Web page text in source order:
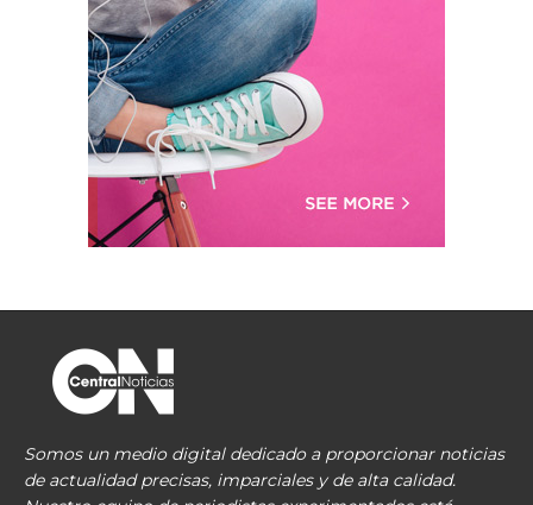
Somos un medio digital dedicado a proporcionar noticias
de actualidad precisas, imparciales y de alta calidad.